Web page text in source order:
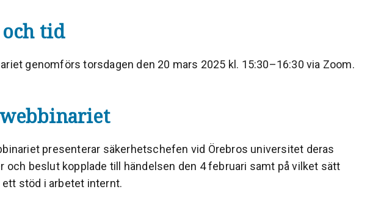
och tid
genomförs torsdagen den 20 mars 2025 kl. 15:30–16:30 via Zoom.
presenterar säkerhetschefen vid Örebros universitet deras
och beslut kopplade till händelsen den 4 februari samt på vilket sätt
ett stöd i arbetet internt.